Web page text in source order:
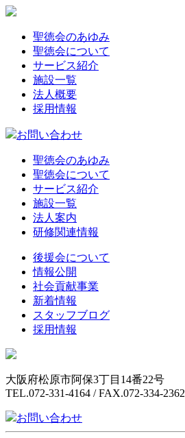
聖徳会のあゆみ
聖徳会について
サービス紹介
施設一覧
法人概要
採用情報
お問い合わせ
聖徳会のあゆみ
聖徳会について
サービス紹介
施設一覧
法人案内
研修関連情報
後援会について
情報公開
社会貢献事業
新着情報
スタッフブログ
採用情報
大阪府松原市阿保3丁目14番22号
TEL.072-331-4164 / FAX.072-334-2362
お問い合わせ